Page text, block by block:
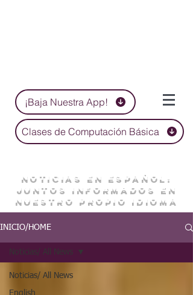
¡Baja Nuestra App!
Clases de Computación Básica
NOTICIAS EN ESPAÑOL:
JUNTOS INFORMADOS EN
NUESTRO PROPIO IDIOMA
INICIO/HOME
Noticias/ All News
English
Noticias/ All News